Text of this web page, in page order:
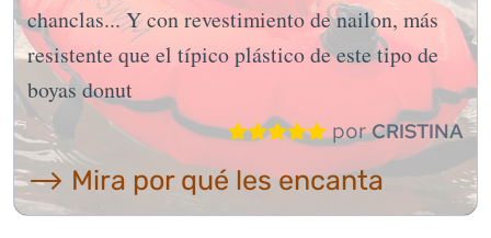
chanclas... Y con revestimiento de nailon, más
resistente que el típico plástico de este tipo de
boyas donut
porCRISTINA
⟶ Mira por qué les encanta